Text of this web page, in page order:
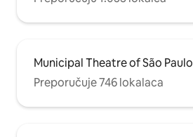
Municipal Theatre of São Paulo
Preporučuje 746 lokalaca